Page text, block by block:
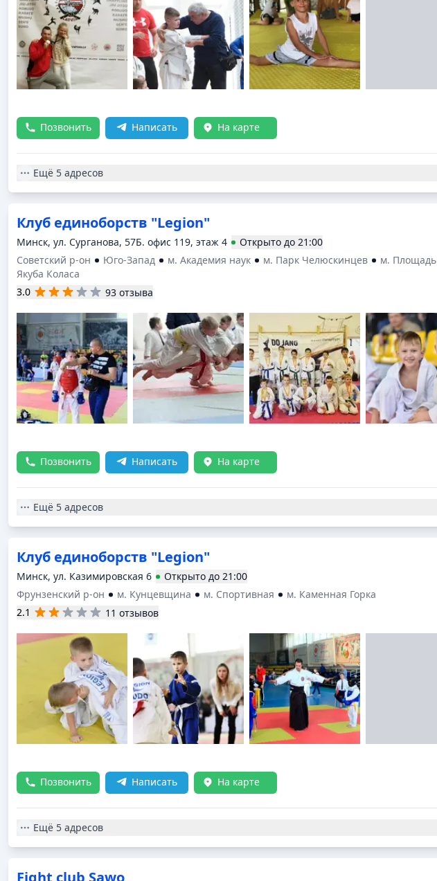
Позвонить Написать На карте
Ещё 5 адресов
Клуб единоборств "Legion"
Минск, ул. Сурганова, 57Б. офис 119, этаж 4 Открыто до 21:00
Советский р-он
Юго-Запад м. Академия наук м. Парк Челюскинцев
м. Площадь
Якуба Коласа
3.0
93 отзыва
Позвонить Написать На карте
Ещё 5 адресов
Клуб единоборств "Legion"
Минск, ул. Казимировская 6 Открыто до 21:00
Фрунзенский р-он
м. Кунцевщина м. Спортивная
м. Каменная Горка
2.1
11 отзывов
Позвонить Написать На карте
Ещё 5 адресов
Fight club Sawo